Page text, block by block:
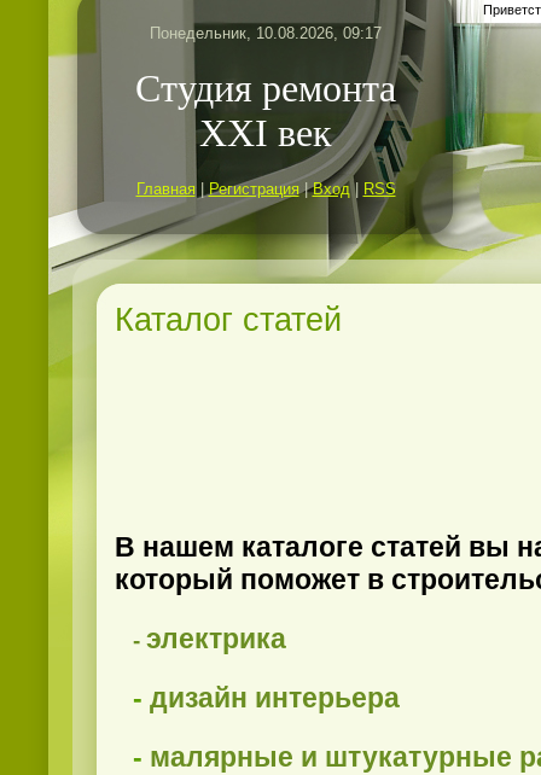
Понедельник, 10.08.2026, 09:17
Студия ремонта
ХХI век
Главная Регистрация|Вход| RSS
Каталог статей
В нашем каталоге статей вы
который поможет в
- электрика
- дизайн интерьера
- малярные и штукатурные